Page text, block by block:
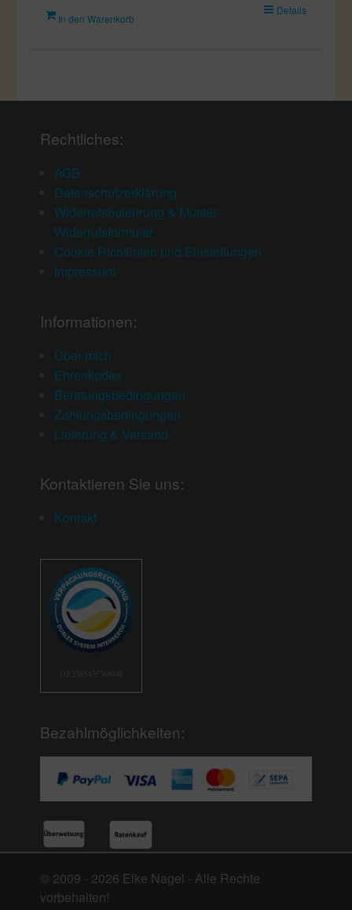
In den Warenkorb
Details
Rechtliches:
AGB
Datenschutzerklärung
Widerrufsbelehrung & Muster-
Widerrufsformular
Cookie Richtlinien und Einstellungen
Impressum
Informationen:
Über mich
Ehrenkodex
Beratungsbedingungen
Zahlungsbedingungen
Lieferung & Versand
Kontaktieren Sie uns:
Kontakt
Bezahlmöglichkeiten:
© 2009 - 2026 Elke Nagel - Alle Rechte
vorbehalten!